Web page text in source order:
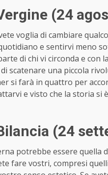
(24
voglia di cambiare
e sentirvi meno
di chi vi circonda e con
scatenare una piccola
si farà in quattro per
e visto che la storia si
(24
potrebbe essere quella
fare vostri, compresi